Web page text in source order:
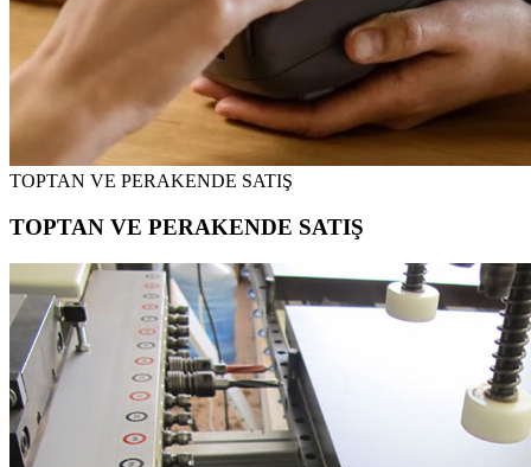
TOPTAN VE PERAKENDE SATIŞ
TOPTAN VE PERAKENDE SATIŞ